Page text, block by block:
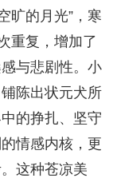
旷的月光”，寒
重复，增加了
与悲剧性。小
陈出状元犬所
的挣扎、坚守
情感内核，更
这种苍凉美